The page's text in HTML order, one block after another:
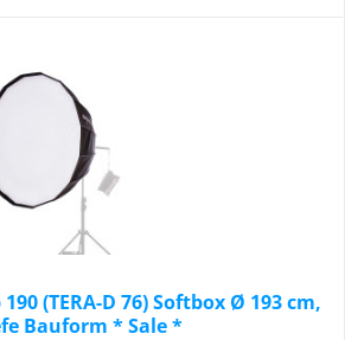
(TERA-D 76) Softbox Ø 193 cm,
Bauform * Sale *